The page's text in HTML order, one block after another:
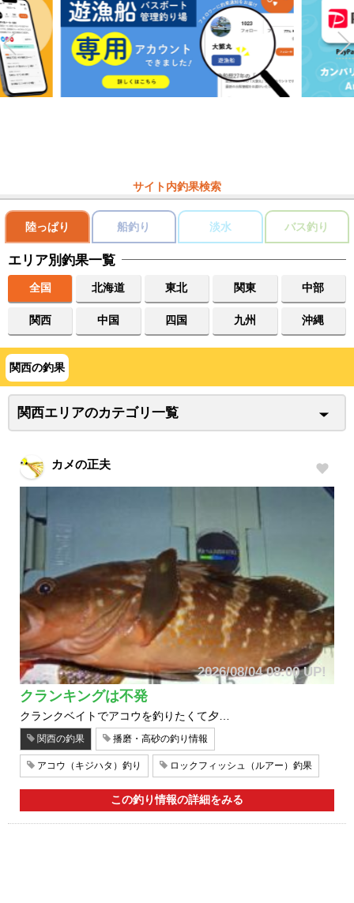
サイト内釣果検索
陸っぱり 船釣り 淡水 バス釣り
エリア別釣果一覧
全国 北海道 東北 関東 中部
関西 中国 四国 九州 沖縄
関西の釣果
関西エリアのカテゴリ一覧
カメの正夫
2026/08/04 08:00 UP!
クランキングは不発
クランクベイトでアコウを釣りたくて夕…
関西の釣果 播磨・高砂の釣り情報
アコウ（キジハタ）釣り ロックフィッシュ（ルアー）釣果
この釣り情報の詳細をみる